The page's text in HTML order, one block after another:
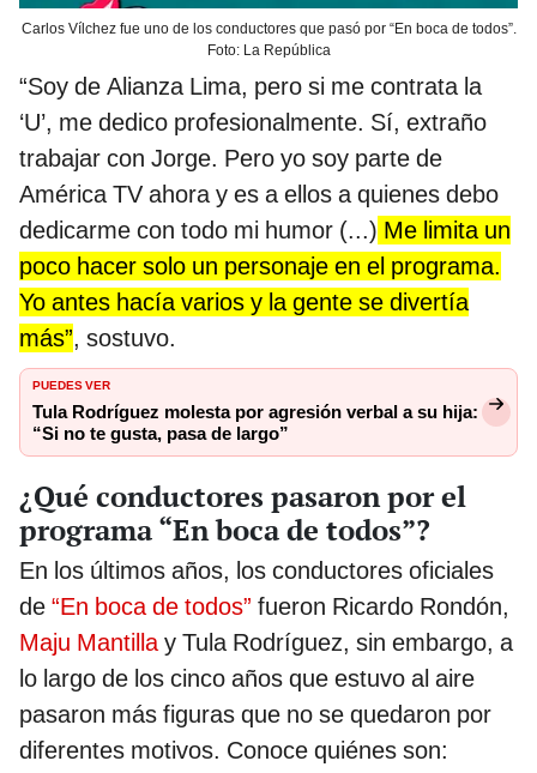
Carlos Vílchez fue uno de los conductores que pasó por “En boca de todos”.
Foto: La República
“Soy de Alianza Lima, pero si me contrata la
‘U’, me dedico profesionalmente. Sí, extraño
trabajar con Jorge. Pero yo soy parte de
América TV ahora y es a ellos a quienes debo
dedicarme con todo mi humor (...) Me limita un
poco hacer solo un personaje en el programa.
Yo antes hacía varios y la gente se divertía
más”, sostuvo.
PUEDES VER
Tula Rodríguez molesta por agresión verbal a su hija:
“Si no te gusta, pasa de largo”
¿Qué conductores pasaron por el
programa “En boca de todos”?
En los últimos años, los conductores oficiales
de “En boca de todos” fueron Ricardo Rondón,
Maju Mantillay Tula Rodríguez, sin embargo, a
lo largo de los cinco años que estuvo al aire
pasaron más figuras que no se quedaron por
diferentes motivos. Conoce quiénes son: